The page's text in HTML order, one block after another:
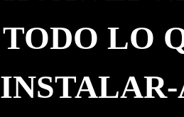
TODO LO